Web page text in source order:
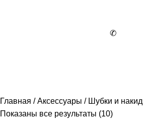
✆
Главная Аксессуары
Шубки и
Показаны все результаты (10)